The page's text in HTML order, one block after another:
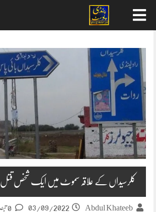
content
کلرسیداں کے علاقہ سموٹ میں ایک شخص قتل
Abdul Khateeb
03/09/2022